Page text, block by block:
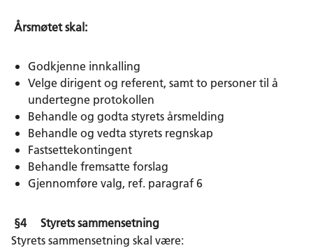
Årsmøtet skal:
Godkjenne innkalling
Velge dirigent og referent, samt to personer til å
undertegne protokollen
Behandle og godta styrets årsmelding
Behandle og vedta styrets regnskap
Fastsettekontingent
Behandle fremsatte forslag
Gjennomføre valg, ref. paragraf 6
§4 Styrets sammensetning
Styrets sammensetning skal være: